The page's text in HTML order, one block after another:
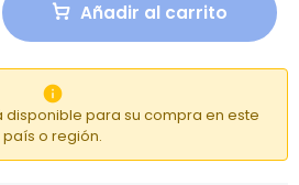
Añadir al carrito

disponible para su compra en este
país o región.